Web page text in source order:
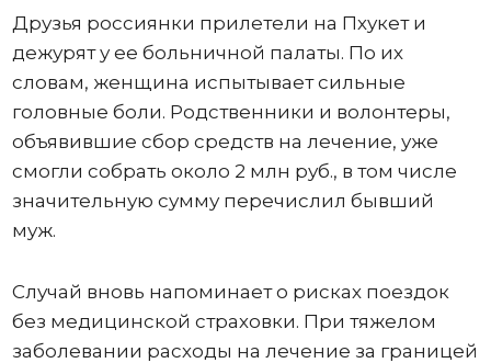
Друзья россиянки прилетели на Пхукет и
дежурят у ее больничной палаты. По их
словам, женщина испытывает сильные
головные боли. Родственники и волонтеры,
объявившие сбор средств на лечение, уже
смогли собрать около 2 млн руб., в том числе
значительную сумму перечислил бывший
муж.
Случай вновь напоминает о рисках поездок
без медицинской страховки. При тяжелом
заболевании расходы на лечение за границей